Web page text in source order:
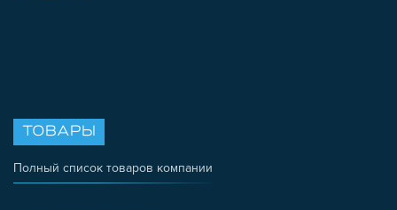
ТОВАРЫ
Полный список товаров компании